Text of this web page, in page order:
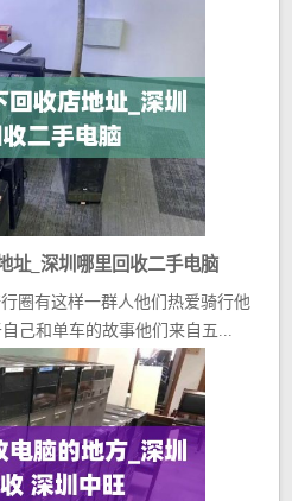
址_深圳哪里回收二手电脑
圈有这样一群人他们热爱骑行他
己和单车的故事他们来自五...